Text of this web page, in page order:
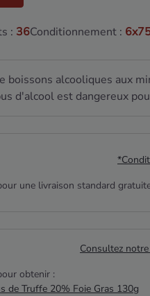
: 36Conditionnement :
boissons alcooliques aux
d'alcool est dangereux
une livraison standard
Consultez
obtenir :
de Truffe 20% Foie Gras 130g